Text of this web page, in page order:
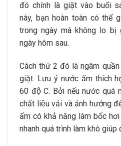
đó chính là giặt vào buổi
này, bạn hoàn toàn có thể
trong ngày mà không lo bị
ngày hôm sau.
Cách thứ 2 đó là ngâm
giặt. Lưu ý nước ấm thích
60 độ C. Bởi nếu nước quá
chất liệu vải và ảnh hưởng
ấm có khả năng làm bốc
nhanh quá trình làm khô giúp